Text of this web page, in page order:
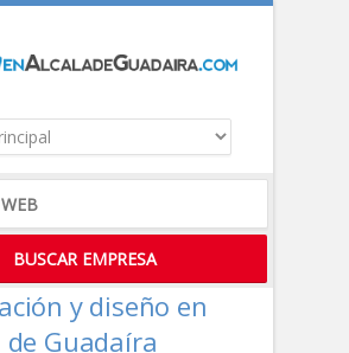
y diseño en
de Guadaíra